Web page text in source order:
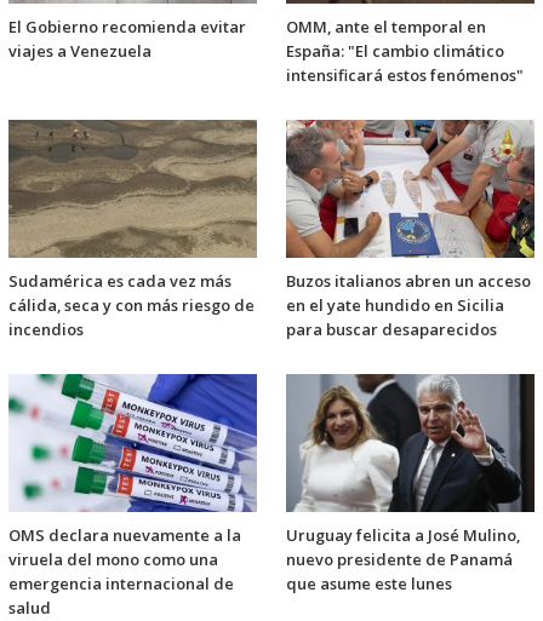
El Gobierno recomienda evitar
viajes a Venezuela
OMM, ante el temporal en
España: "El cambio climático
intensificará estos fenómenos"
Sudamérica es cada vez más
cálida, seca y con más riesgo de
incendios
Buzos italianos abren un acceso
en el yate hundido en Sicilia
para buscar desaparecidos
OMS declara nuevamente a la
viruela del mono como una
emergencia internacional de
salud
Uruguay felicita a José Mulino,
nuevo presidente de Panamá
que asume este lunes